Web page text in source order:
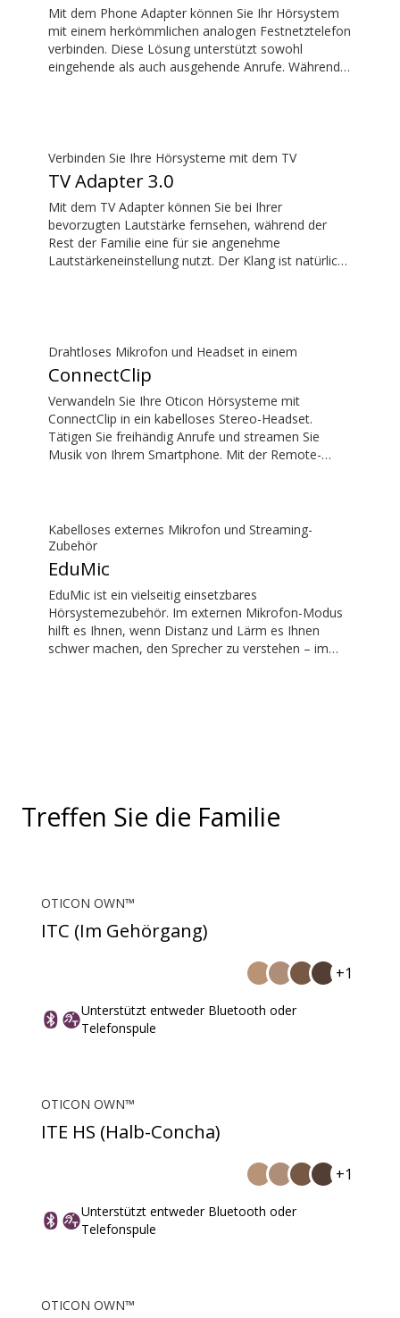
Mit dem Phone Adapter können Sie Ihr Hörsystem
mit einem herkömmlichen analogen Festnetztelefon
verbinden. Diese Lösung unterstützt sowohl
eingehende als auch ausgehende Anrufe. Während
Verbinden Sie Ihre Hörsysteme mit dem TV
TV Adapter 3.0
Mit dem TV Adapter können Sie bei Ihrer
bevorzugten Lautstärke fernsehen, während der
Rest der Familie eine für sie angenehme
Lautstärkeneinstellung nutzt. Der Klang ist natürlich
Drahtloses Mikrofon und Headset in einem
ConnectClip
Verwandeln Sie Ihre Oticon Hörsysteme mit
ConnectClip in ein kabelloses Stereo-Headset.
Tätigen Sie freihändig Anrufe und streamen Sie
Musik von Ihrem Smartphone. Mit der Remote-
Kabelloses externes Mikrofon und Streaming-
Zubehör
EduMic
EduMic ist ein vielseitig einsetzbares
Hörsystemezubehör. Im externen Mikrofon-Modus
hilft es Ihnen, wenn Distanz und Lärm es Ihnen
schwer machen, den Sprecher zu verstehen – im
Treffen Sie die Familie
OTICON OWN™
ITC (Im Gehörgang)
+1
Unterstützt entweder Bluetooth oder
Telefonspule
OTICON OWN™
ITE HS (Halb-Concha)
+1
Unterstützt entweder Bluetooth oder
Telefonspule
OTICON OWN™